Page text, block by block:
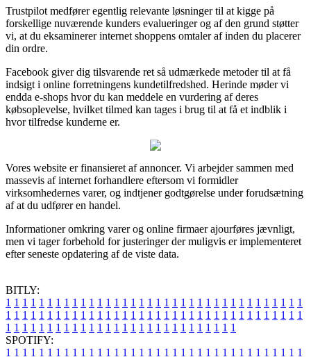
Trustpilot medfører egentlig relevante løsninger til at kigge på
forskellige nuværende kunders evalueringer og af den grund støtter
vi, at du eksaminerer internet shoppens omtaler af inden du placerer
din ordre.
Facebook giver dig tilsvarende ret så udmærkede metoder til at få
indsigt i online forretningens kundetilfredshed. Herinde møder vi
endda e-shops hvor du kan meddele en vurdering af deres
købsoplevelse, hvilket tilmed kan tages i brug til at få et indblik i
hvor tilfredse kunderne er.
Vores website er finansieret af annoncer. Vi arbejder sammen med
massevis af internet forhandlere eftersom vi formidler
virksomhedernes varer, og indtjener godtgørelse under forudsætning
af at du udfører en handel.
Informationer omkring varer og online firmaer ajourføres jævnligt,
men vi tager forbehold for justeringer der muligvis er implementeret
efter seneste opdatering af de viste data.
BITLY:
1 1 1 1 1 1 1 1 1 1 1 1 1 1 1 1 1 1 1 1 1 1 1 1 1 1 1 1 1 1 1 1 1 1 1 1
1 1 1 1 1 1 1 1 1 1 1 1 1 1 1 1 1 1 1 1 1 1 1 1 1 1 1 1 1 1 1 1 1 1 1 1
1 1 1 1 1 1 1 1 1 1 1 1 1 1 1 1 1 1 1 1 1 1 1 1 1 1 1 1
SPOTIFY:
1 1 1 1 1 1 1 1 1 1 1 1 1 1 1 1 1 1 1 1 1 1 1 1 1 1 1 1 1 1 1 1 1 1 1 1